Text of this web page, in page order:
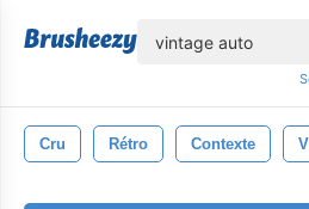
Cru Rétro Contexte